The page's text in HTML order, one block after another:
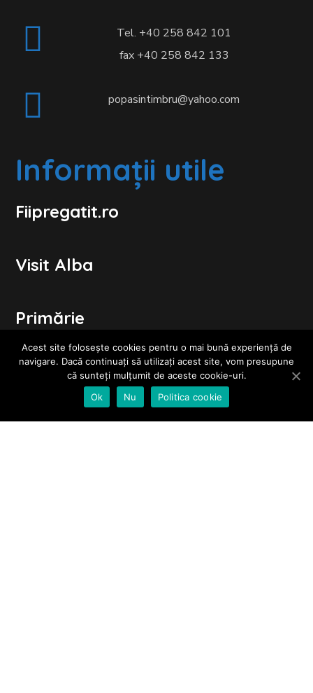
Tel. +40 258 842 101
fax +40 258 842 133
popasintimbru@yahoo.com
Informații utile
Fiipregatit.ro
Visit Alba
Primărie
Consiliul Local
Proiecte şi investiţii
Acest site folosește cookies pentru o mai bună experiență de
navigare. Dacă continuați să utilizați acest site, vom presupune
că sunteți mulțumit de aceste cookie-uri.
Ok
Nu Politica cookie